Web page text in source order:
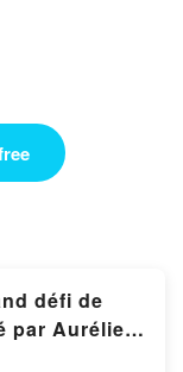
défi de
par Aurélien